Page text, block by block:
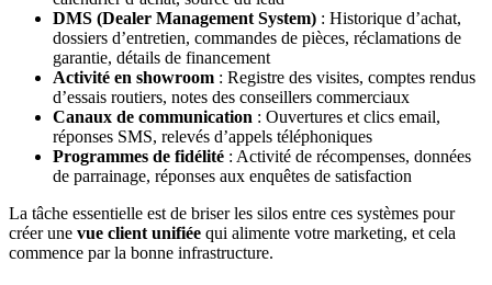
DMS (Dealer Management System) : Historique d’achat,
dossiers d’entretien, commandes de pièces, réclamations de
garantie, détails de financement
Activité en showroom : Registre des visites, comptes rendus
d’essais routiers, notes des conseillers commerciaux
Canaux de communication : Ouvertures et clics email,
réponses SMS, relevés d’appels téléphoniques
Programmes de fidélité : Activité de récompenses, données
de parrainage, réponses aux enquêtes de satisfaction
La tâche essentielle est de briser les silos entre ces systèmes pour
créer une vue client unifiée qui alimente votre marketing, et cela
commence par la bonne infrastructure.